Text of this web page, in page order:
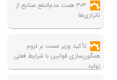
۳۰۳ همت عدم‌النفع صنایع از
ناترازی‌ها
تأکید وزیر صمت بر لزوم
همگون‌سازی قوانین با شرایط فعلی
تولید